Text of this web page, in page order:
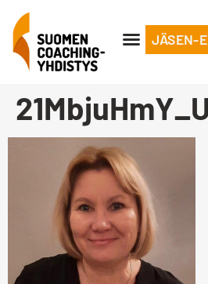
JÄSEN-